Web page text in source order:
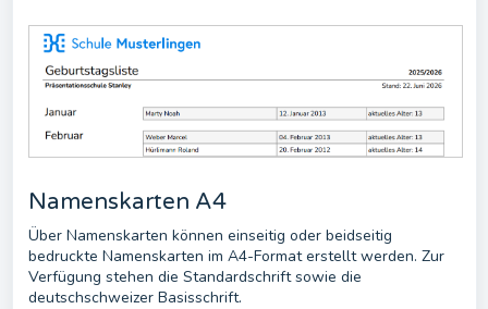
Namenskarten A4
Über Namenskarten können einseitig oder beidseitig
bedruckte Namenskarten im A4-Format erstellt werden. Zur
Verfügung stehen die Standardschrift sowie die
deutschschweizer Basisschrift.